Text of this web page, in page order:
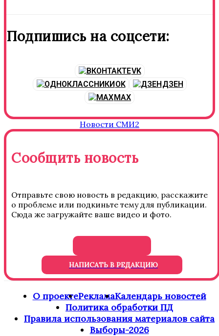
Подпишись на соцсети:
VK
OK
ДЗЕН
MAX
Новости СМИ2
Сообщить новость
Отправьте свою новость в редакцию, расскажите
о проблеме или подкиньте тему для публикации.
Сюда же загружайте ваше видео и фото.
НАПИСАТЬ В РЕДАКЦИЮ
О проектеРекламаКалендарь новостей
Политика обработки ПД
Правила использования материалов сайта
Выборы-2026